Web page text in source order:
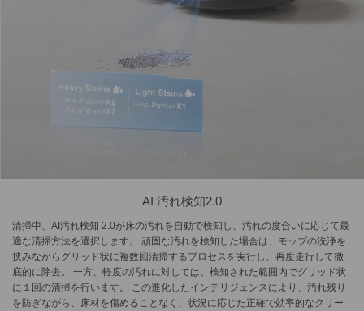
AI 汚れ検知2.0
清掃中、AI汚れ検知 2.0が床の汚れを自動で検知し、汚れの度合いに応じて最
適な清掃方法を選択します。 頑固な汚れを検知した場合は、モップの洗浄を
挟みながらグリッド状に複数回清掃するプロセスを実行し、再度走行して徹
底的に除去。 一方、軽度の汚れに対しては、検知された範囲内でグリッド状
に１回の清掃を行います。 この進化したインテリジェンスにより、汚れ残り
を防ぎながら、床材を傷めることなく、状況に応じた正確で効率的なクリー